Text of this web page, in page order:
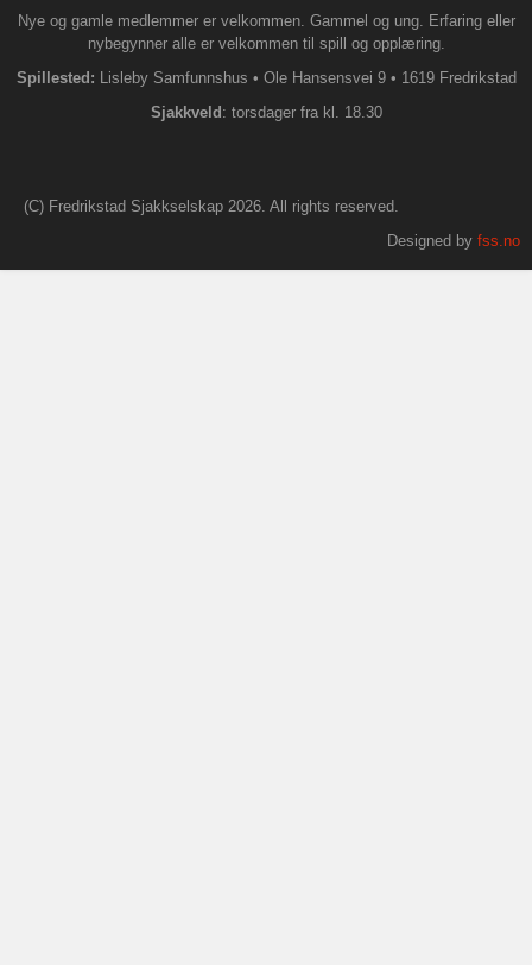
Nye og gamle medlemmer er velkommen. Gammel og ung. Erfaring eller
nybegynner alle er velkommen til spill og opplæring.
Spillested: Lisleby Samfunnshus • Ole Hansensvei 9 • 1619 Fredrikstad
Sjakkveld: torsdager fra kl. 18.30
(C) Fredrikstad Sjakkselskap 2026. All rights reserved.
Designed by fss.no